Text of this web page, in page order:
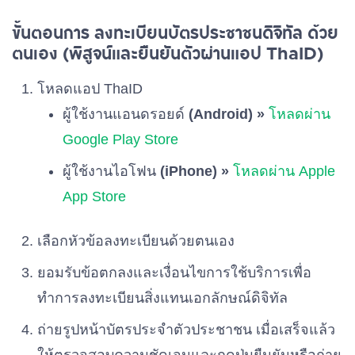
ขั้นตอนการ ลงทะเบียนบัตรประชาชนดิจิทัล ด้วย
ตนเอง (พิสูจน์และยืนยันตัวผ่านแอป ThaID)
โหลดแอป ThaID
ผู้ใช้งานแอนดรอยด์ (Android) » โหลดผ่าน
Google Play Store
ผู้ใช้งานไอโฟน (iPhone) » โหลดผ่าน Apple
App Store
เลือกหัวข้อลงทะเบียนด้วยตนเอง
ยอมรับข้อตกลงและเงื่อนไขการใช้บริการเพื่อ
ทำการลงทะเบียนสิ่งแทนเอกลักษณ์ดิจิทัล
ถ่ายรูปหน้าบัตรประจำตัวประชาชน เมื่อเสร็จแล้ว